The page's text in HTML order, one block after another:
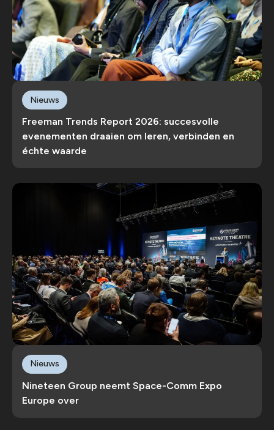
Freeman Trends Report 2026: succesvolle
evenementen draaien om leren, verbinden en
échte waarde
Nieuws
Nineteen Group neemt Space-Comm Expo
Europe over
Nieuws